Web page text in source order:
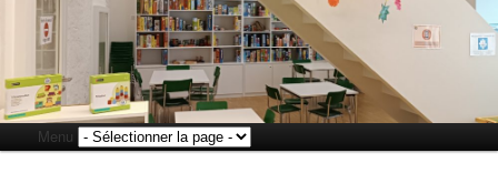
principal
Aller
Aller